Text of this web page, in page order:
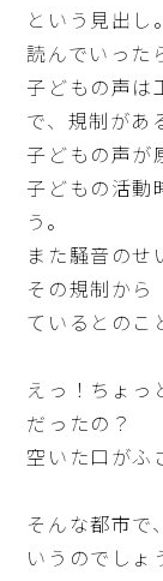
という見出し
読んでいった
子どもの声は
で、規制があ
子どもの声が
子どもの活動
う。
また騒音のせ
その規制から
ているとのこ
えっ！ちょっ
だったの？
空いた口がふ
そんな都市で
いうのでしょ